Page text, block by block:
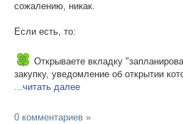
сожалению, никак.
Если есть, то:
Открываете вкладку
закупку, уведомление об открытии
...читать далее
0 комментариев »